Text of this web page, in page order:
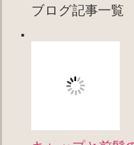
ブログ記事一覧